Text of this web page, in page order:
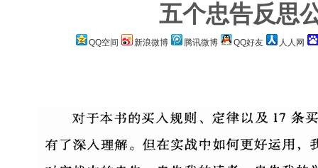
五个忠告反思
QQ空间 新浪微博 腾讯微博 QQ好友 人人网